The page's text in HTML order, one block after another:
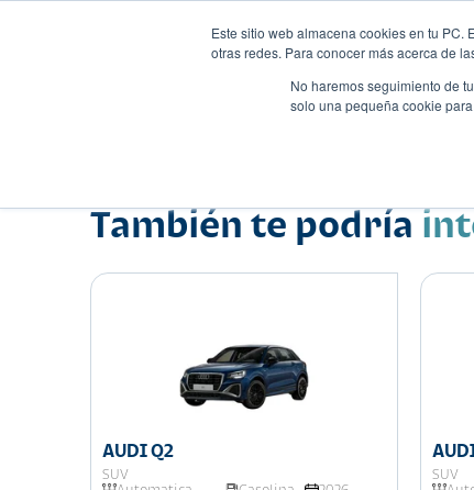
Este sitio web almacena cookies en tu PC.
otras redes. Para conocer más acerca de
No haremos seguimiento de
solo una pequeña cookie
También te podría
AUDI Q2
SUV
SUV